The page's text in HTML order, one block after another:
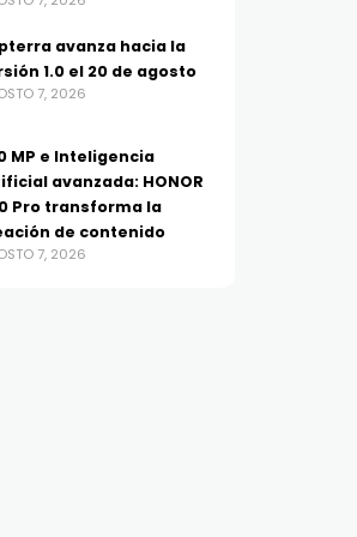
avanza hacia la
1.0 el 20 de agosto
7, 2026
MP e Inteligencia
avanzada: HONOR
Pro transforma la
de contenido
7, 2026